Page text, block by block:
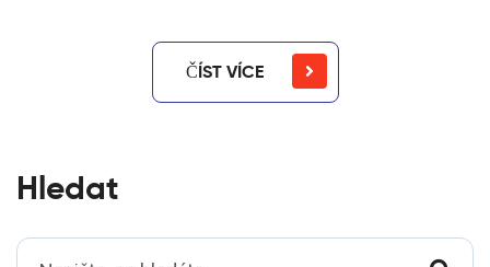
ČÍST VÍCE
Hledat